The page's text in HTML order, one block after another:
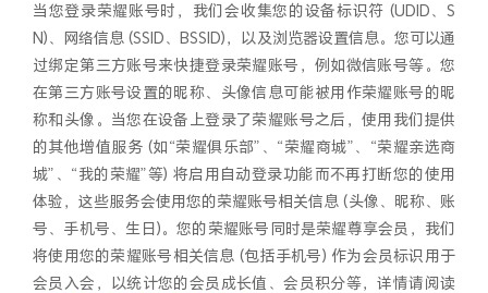
当您登录荣耀账号时，我们会收集您的设备标识符 (UDID、S
N)、网络信息 (SSID、BSSID)，以及浏览器设置信息。您可以通
过绑定第三方账号来快捷登录荣耀账号，例如微信账号等。您
在第三方账号设置的昵称、头像信息可能被用作荣耀账号的昵
称和头像。当您在设备上登录了荣耀账号之后，使用我们提供
的其他增值服务 (如“荣耀俱乐部”、“荣耀商城”、“荣耀亲选商
城”、“我的荣耀”等) 将启用自动登录功能而不再打断您的使用
体验，这些服务会使用您的荣耀账号相关信息 (头像、昵称、账
号、手机号、生日)。您的荣耀账号同时是荣耀尊享会员，我们
将使用您的荣耀账号相关信息 (包括手机号) 作为会员标识用于
会员入会，以统计您的会员成长值、会员积分等，详情请阅读